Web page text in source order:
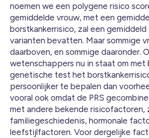
noemen we een polygene risico
gemiddelde vrouw, met een
borstkankerrisico, zal een gemiddeld
varianten bevatten. Maar sommige
daarboven, en sommige daaronder.
wetenschappers nu in staat om met
genetische test het
persoonlijker te bepalen dan
vooral ook omdat de PRS
met andere bekende risicofactoren,
familiegeschiedenis, hormonale
leefstijlfactoren. Voor dergelijke